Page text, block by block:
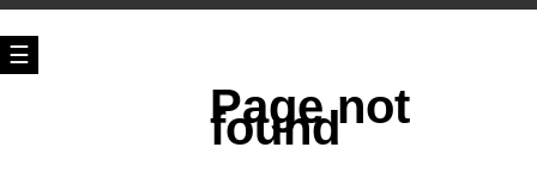
☰
Page not
found